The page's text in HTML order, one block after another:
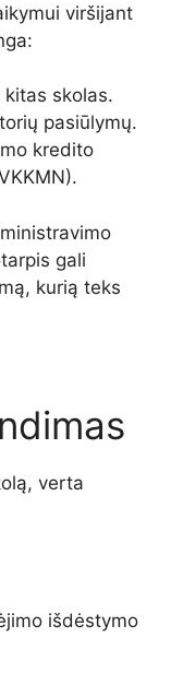
viršijant
skolas.
pasiūlymų.
kredito
gali
kurią teks
verta
išdėstymo